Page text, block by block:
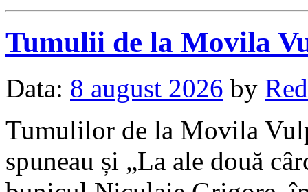
Tumulii de la Movila
Data: 8 august 2026 by
Tumulilor de la Movila
spuneau și „La ale două